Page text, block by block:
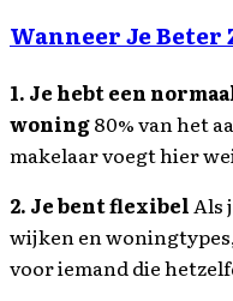
Wanneer Je
1. Je hebt een
woning80% van het
makelaar voegt hier
2. Je bent flexibelAls
wijken en
voor iemand die